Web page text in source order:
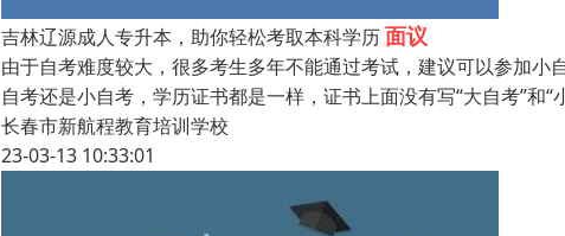
吉林辽源成人专升本，助你轻松考取本科学历面议
由于自考难度较大，很多考生多年不能通过考试，建议可以参加
自考还是小自考，学历证书都是一样，证书上面没有写“大自考”和
长春市新航程教育培训学校
23-03-13 10:33:01